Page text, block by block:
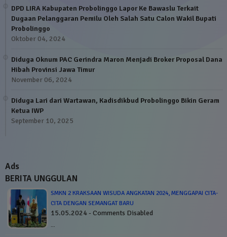
DPD LIRA Kabupaten Probolinggo Lapor Ke Bawaslu Terkait
Dugaan Pelanggaran Pemilu Oleh Salah Satu Calon Wakil Bupati
Probolinggo
Oktober 04, 2024
Diduga Oknum PAC Gerindra Maron Menjadi Broker Proposal Dana
Hibah Provinsi Jawa Timur
November 06, 2024
Diduga Lari dari Wartawan, Kadisdikbud Probolinggo Bikin Geram
Ketua IWP
September 10, 2025
Ads
BERITA UNGGULAN
SMKN 2 KRAKSAAN WISUDA ANGKATAN 2024, MENGGAPAI CITA-
CITA DENGAN SEMANGAT BARU
15.05.2024 - Comments Disabled
…